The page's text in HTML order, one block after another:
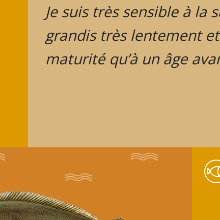
Je suis très sensible à la
grandis très lentement
maturité qu’à un âge